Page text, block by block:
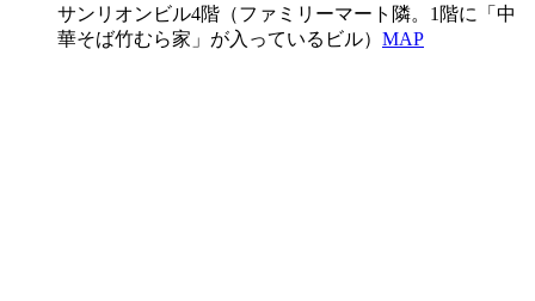
サンリオンビル4階（ファミリーマート隣。1階に「中
華そば竹むら家」が入っているビル） MAP